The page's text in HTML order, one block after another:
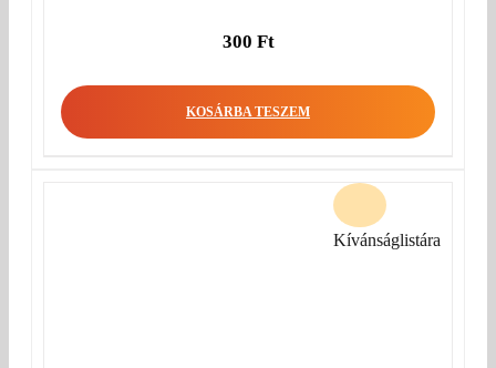
300 Ft
KOSÁRBA TESZEM
Kívánságlistára